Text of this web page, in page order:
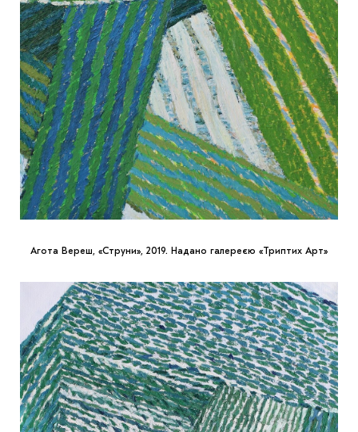
Агота Вереш, «Струни», 2019. Надано галереєю «Триптих Арт»